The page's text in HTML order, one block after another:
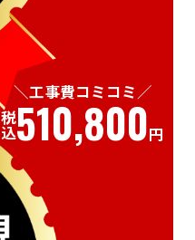
工事費コミコミ
税込510,800円